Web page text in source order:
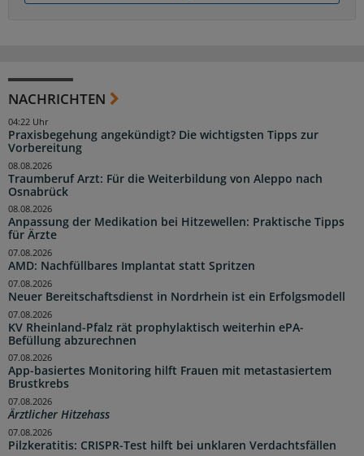
NACHRICHTEN
Praxisbegehung angekündigt? Die wichtigsten Tipps zur
Vorbereitung
04:22 Uhr
Traumberuf Arzt: Für die Weiterbildung von Aleppo nach
Osnabrück
08.08.2026
Anpassung der Medikation bei Hitzewellen: Praktische Tipps
für Ärzte
08.08.2026
AMD: Nachfüllbares Implantat statt Spritzen
07.08.2026
Neuer Bereitschaftsdienst in Nordrhein ist ein Erfolgsmodell
07.08.2026
KV Rheinland-Pfalz rät prophylaktisch weiterhin ePA-
Befüllung abzurechnen
07.08.2026
App-basiertes Monitoring hilft Frauen mit metastasiertem
Brustkrebs
07.08.2026
Ärztlicher Hitzehass
07.08.2026
Pilzkeratitis: CRISPR-Test hilft bei unklaren Verdachtsfällen
07.08.2026